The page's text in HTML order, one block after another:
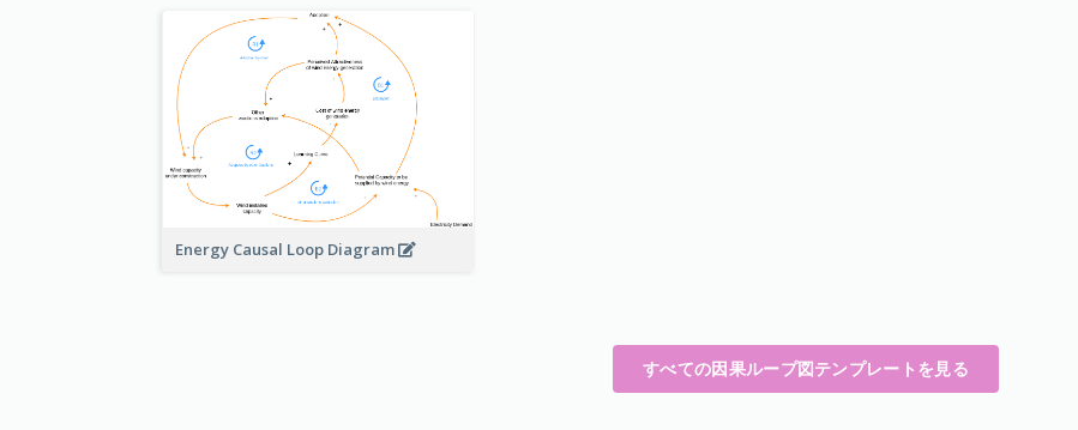
Energy Causal Loop Diagram
すべての因果ループ図テンプレートを見る